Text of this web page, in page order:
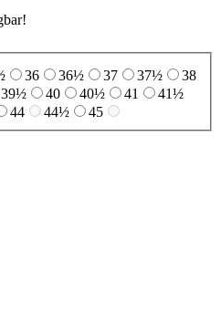
36 36½ 37 37½
38
39½ 40 40½ 41
41½
44 44½
45